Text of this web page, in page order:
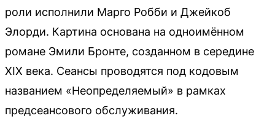
роли исполнили Марго Робби и Джейкоб
Элорди. Картина основана на одноимённом
романе Эмили Бронте, созданном в середине
XIX века. Сеансы проводятся под кодовым
названием «Неопределяемый» в рамках
предсеансового обслуживания.